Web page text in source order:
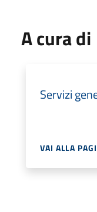
A cura di
Servizi
VAI ALLA